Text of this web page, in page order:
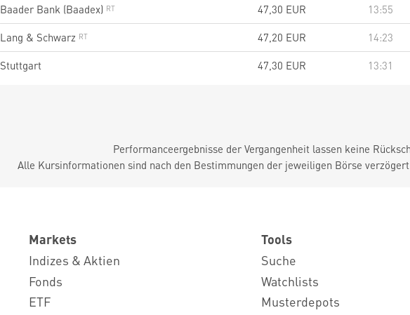
Baader Bank (Baadex)
47,30 EUR 13:55
Lang & Schwarz
47,20 EUR 14:23
Stuttgart
47,30 EUR 13:31
Performanceergebnisse der Vergangenheit lassen keine
Alle Kursinformationen sind nach den Bestimmungen der jeweiligen Börse
Markets
Indizes & Aktien
Fonds
ETF
Tools
Suche
Watchlists
Musterdepots